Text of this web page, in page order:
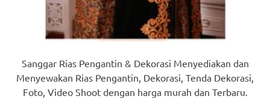
Sanggar Rias Pengantin & Dekorasi Menyediakan dan
Menyewakan Rias Pengantin, Dekorasi, Tenda Dekorasi,
Foto, Video Shoot dengan harga murah dan Terbaru.